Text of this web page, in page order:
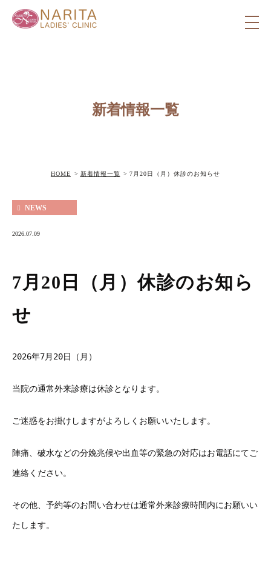
新着情報一覧
HOME 新着情報一覧 7月20日（月）休診のお知らせ
NEWS
2026.07.09
7月20日（月）休診のお知ら
せ
2026年7月20日（月）
当院の通常外来診療は休診となります。
ご迷惑をお掛けしますがよろしくお願いいたします。
陣痛、破水などの分娩兆候や出血等の緊急の対応はお電話にてご
連絡ください。
その他、予約等のお問い合わせは通常外来診療時間内にお願いい
たします。